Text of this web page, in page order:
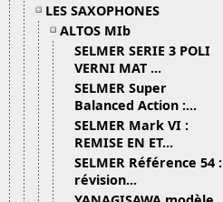
LES SAXOPHONES
ALTOS MIb
SELMER SERIE 3 POLI
VERNI MAT ...
SELMER Super
Balanced Action :...
SELMER Mark VI :
REMISE EN ET...
SELMER Référence 54 :
révision...